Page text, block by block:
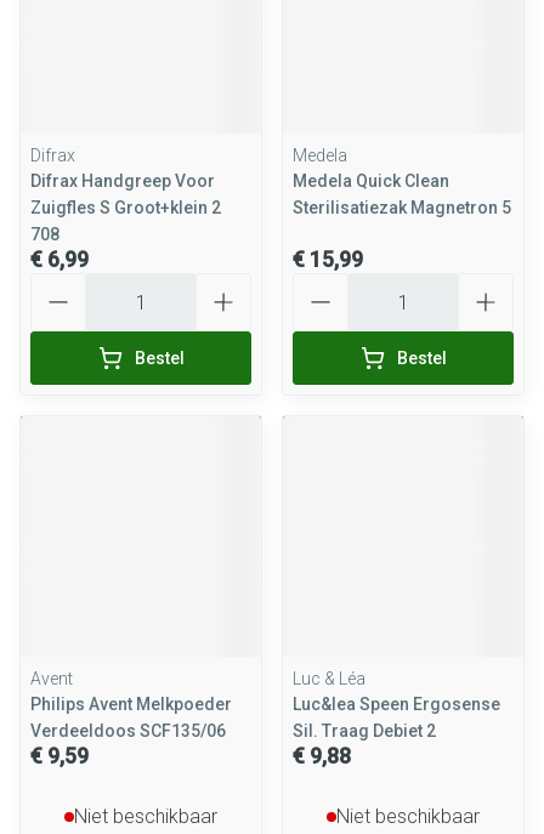
Difrax
Difrax Handgreep Voor
Zuigfles S Groot+klein 2
708
€ 6,99
Bestel
Medela
Medela Quick Clean
Sterilisatiezak Magnetron 5
€ 15,99
Bestel
Avent
Philips Avent Melkpoeder
Verdeeldoos SCF135/06
€ 9,59
Niet beschikbaar
Luc & Léa
Luc&lea Speen Ergosense
Sil. Traag Debiet 2
€ 9,88
Niet beschikbaar